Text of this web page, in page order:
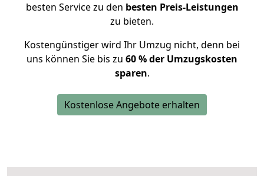
besten Service zu den besten Preis-Leistungen
zu bieten.
Kostengünstiger wird Ihr Umzug nicht, denn bei
uns können Sie bis zu 60 % der Umzugskosten
sparen.
Kostenlose Angebote erhalten